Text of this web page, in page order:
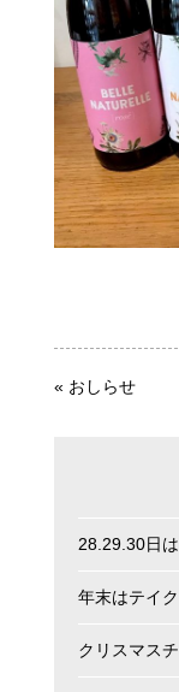
« おしらせ
28.29.30日
年末はテイ
クリスマス